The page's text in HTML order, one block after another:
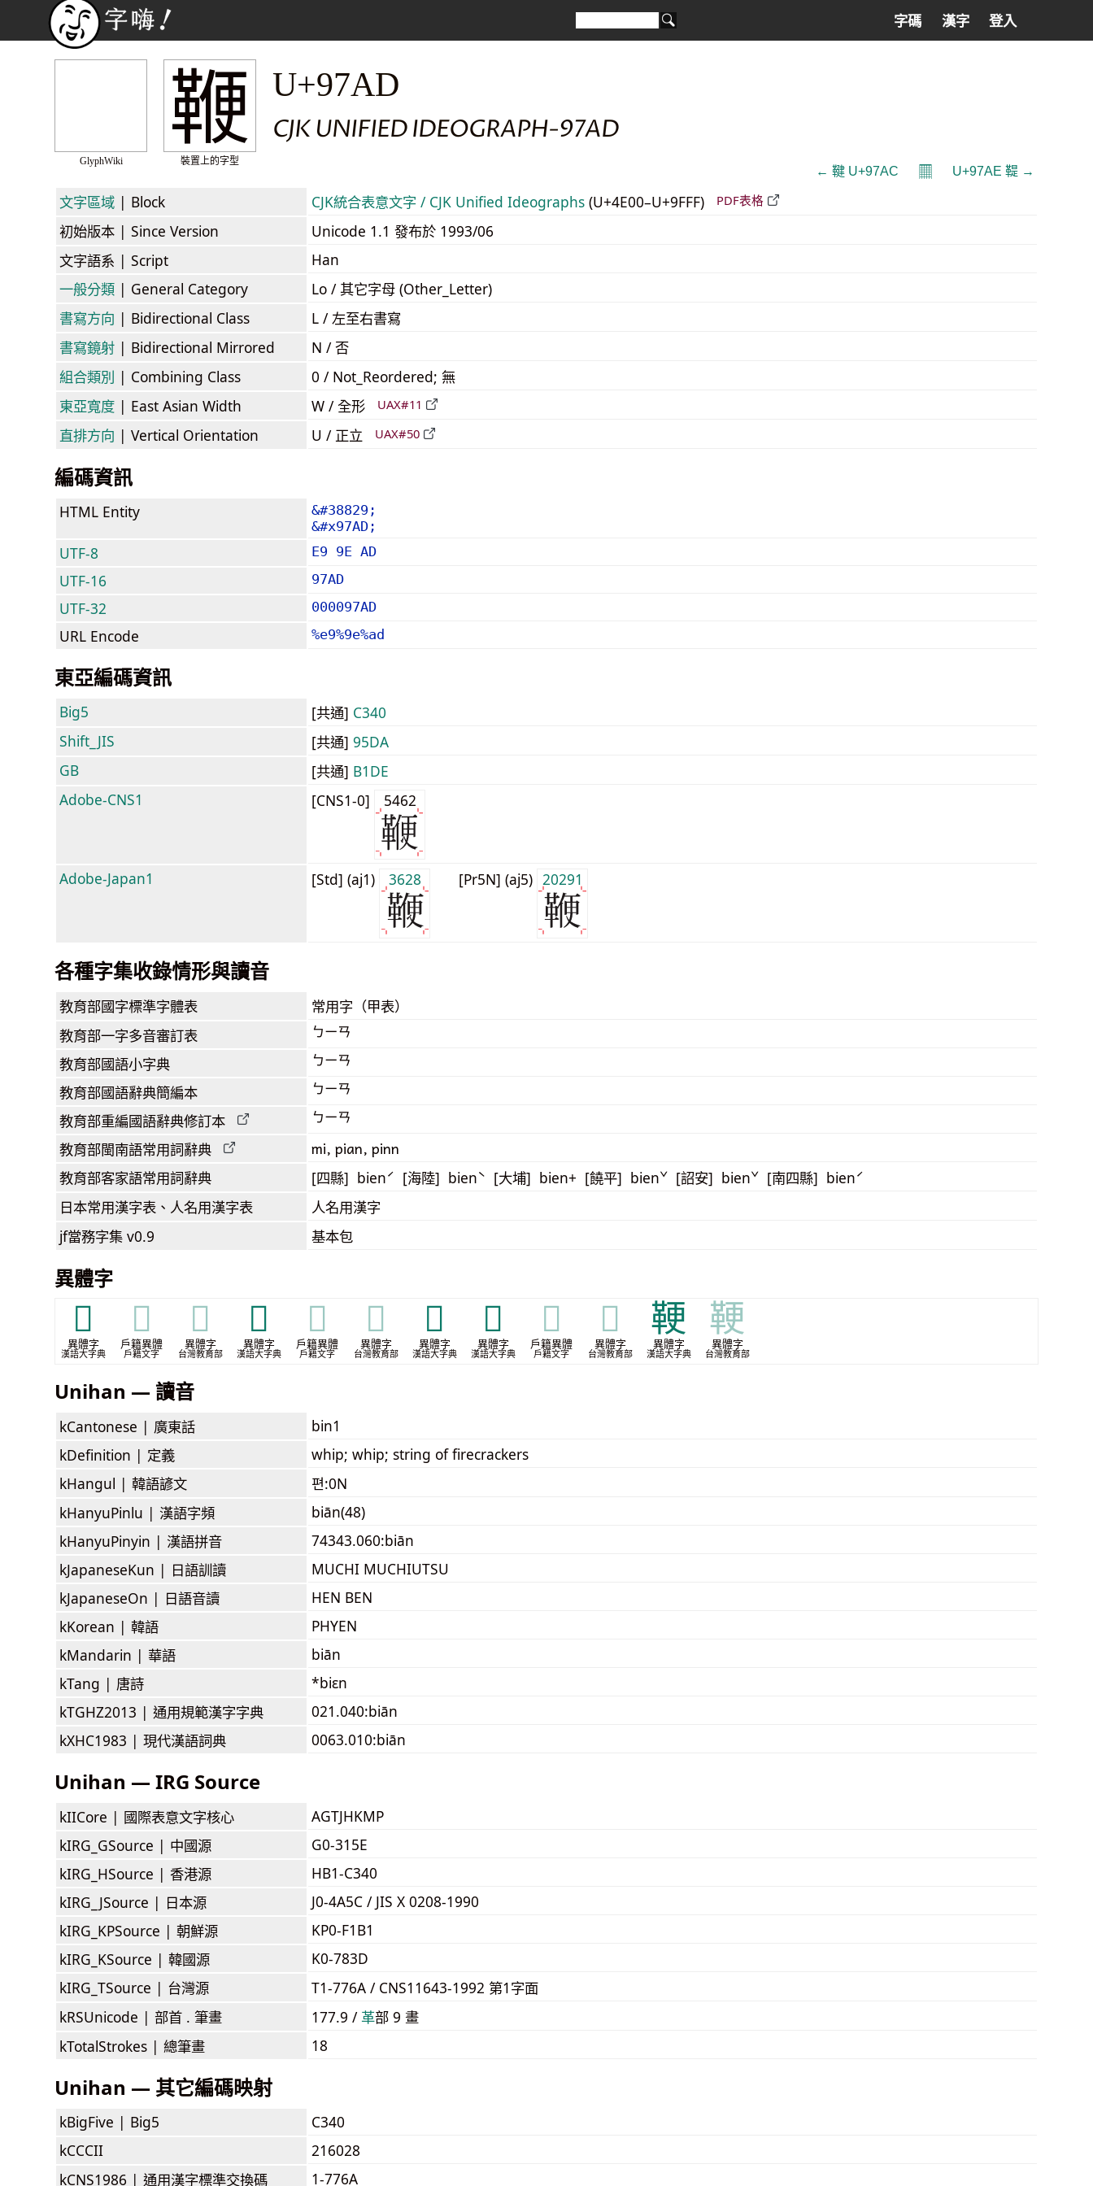
字碼 漢字 登入
GlyphWiki
鞭
裝置上的字型
U+97AD
CJK UNIFIED IDEOGRAPH-97AD
← 鞬 U+97AC 𝄜 U+97AE 鞮 →
文字區域 | Block CJK統合表意文字 / CJK Unified Ideographs (U+4E00–U+9FFF) PDF表格
初始版本 | Since Version
Unicode 1.1 發布於 1993/06
文字語系 | Script
Han
一般分類 | General Category
Lo / 其它字母 (Other_Letter)
書寫方向 | Bidirectional Class
L / 左至右書寫
書寫鏡射 | Bidirectional Mirrored
N / 否
組合類別 | Combining Class
0 / Not_Reordered; 無
東亞寬度 | East Asian Width W / 全形 UAX#11
直排方向 | Vertical Orientation U / 正立 UAX#50
編碼資訊
HTML Entity
&#38829;
&#x97AD;
UTF-8 E9 9E AD
UTF-16 97AD
UTF-32 000097AD
URL Encode %e9%9e%ad
東亞編碼資訊
Big5 [共通] C340
Shift_JIS
[共通] 95DA
GB
[共通] B1DE
Adobe-CNS1
[CNS1-0] 5462
Adobe-Japan1 [Std] (aj1) 3628 [Pr5N] (aj5) 20291
各種字集收錄情形與讀音
教育部國字標準字體表 常用字（甲表）
教育部一字多音審訂表 ㄅㄧㄢ
教育部國語小字典 ㄅㄧㄢ
教育部國語辭典簡編本 ㄅㄧㄢ
教育部重編國語辭典修訂本 ㄅㄧㄢ
教育部閩南語常用詞辭典 mi, pian, pinn
教育部客家語常用詞辭典 [四縣] bienˊ [海陸] bienˋ [大埔] bien+ [饒平] bienˇ [詔安] bienˇ [南四縣] bienˊ
日本常用漢字表 、人名用漢字表 人名用漢字
jf當務字集 v0.9 基本包
異體字
𠓠
異體字
漢語大字典
𠓠
戶籍異體
戶籍文字
𠓠
異體字
台灣教育部
𠓥
異體字
漢語大字典
𠓥
戶籍異體
戶籍文字
𠓥
異體字
台灣教育部
𩋸
異體字
漢語大字典
𩌻
異體字
漢語大字典
𩌻
戶籍異體
戶籍文字
𩌻
異體字
台灣教育部
鞕
異體字
漢語大字典
鞕
異體字
台灣教育部
Unihan — 讀音
kCantonese | 廣東話
bin1
kDefinition | 定義
whip; whip; string of firecrackers
kHangul | 韓語諺文
편:0N
kHanyuPinlu | 漢語字頻
biān(48)
kHanyuPinyin | 漢語拼音
74343.060:biān
kJapaneseKun | 日語訓讀
MUCHI MUCHIUTSU
kJapaneseOn | 日語音讀
HEN BEN
kKorean | 韓語
PHYEN
kMandarin | 華語
biān
kTang | 唐詩
*biɛn
kTGHZ2013 | 通用規範漢字字典
021.040:biān
kXHC1983 | 現代漢語詞典 0063.010:biān
Unihan — IRG Source
kIICore | 國際表意文字核心
AGTJHKMP
kIRG_GSource | 中國源
G0-315E
kIRG_HSource | 香港源
HB1-C340
kIRG_JSource | 日本源
J0-4A5C / JIS X 0208-1990
kIRG_KPSource | 朝鮮源
KP0-F1B1
kIRG_KSource | 韓國源
K0-783D
kIRG_TSource | 台灣源
T1-776A / CNS11643-1992 第1字面
kRSUnicode | 部首 . 筆畫 177.9 /⾰部 9 畫
kTotalStrokes | 總筆畫 18
Unihan — 其它編碼映射
kBigFive | Big5
C340
kCCCII
216028
kCNS1986 | 通用漢字標準交換碼 1-776A